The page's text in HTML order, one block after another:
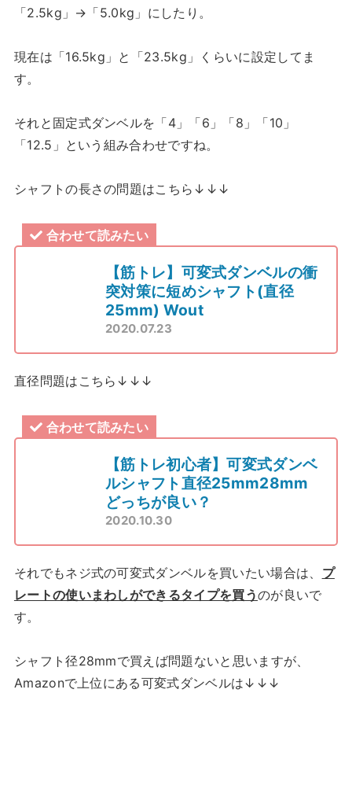
「2.5kg」→「5.0kg」にしたり。
現在は「16.5kg」と「23.5kg」くらいに設定してま
す。
それと固定式ダンベルを「4」「6」「8」「10」
「12.5」という組み合わせですね。
シャフトの長さの問題はこちら↓↓↓
合わせて読みたい
【筋トレ】可変式ダンベルの衝
突対策に短めシャフト(直径
25mm) Wout
2020.07.23
直径問題はこちら↓↓↓
合わせて読みたい
【筋トレ初心者】可変式ダンベ
ルシャフト直径25mm28mm
どっちが良い？
2020.10.30
それでもネジ式の可変式ダンベルを買いたい場合は、 プ
レートの使いまわしができるタイプを買うのが良いで
す。
シャフト径28mmで買えば問題ないと思いますが、
Amazonで上位にある可変式ダンベルは↓↓↓